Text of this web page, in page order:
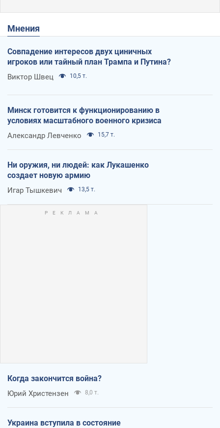
Мнения
Совпадение интересов двух циничных
игроков или тайный план Трампа и Путина?
Виктор Швец 10,5 т.
Минск готовится к функционированию в
условиях масштабного военного кризиса
Александр Левченко 15,7 т.
Ни оружия, ни людей: как Лукашенко
создает новую армию
Игар Тышкевич 13,5 т.
Когда закончится война?
Юрий Христензен 8,0 т.
Украина вступила в состояние